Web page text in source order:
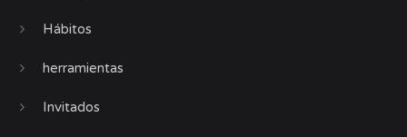
Hábitos
herramientas
Invitados